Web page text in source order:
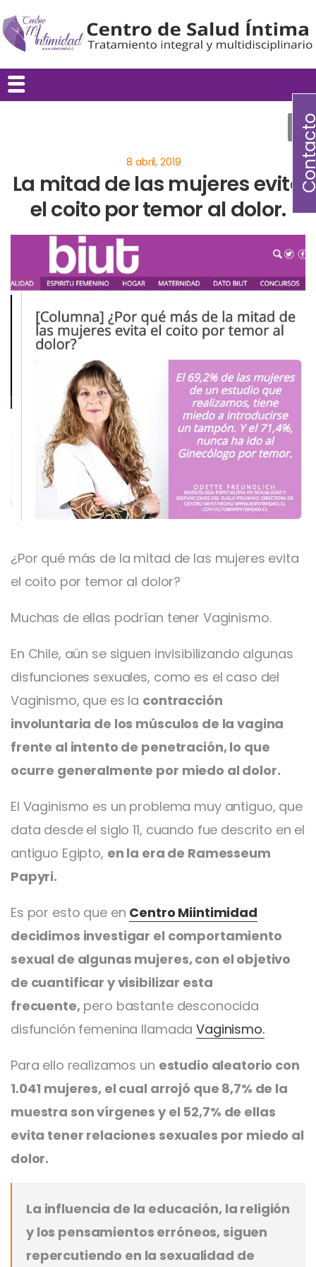
La mitad de las mujeres evita
el coito por temor al dolor.
¿Por qué más de la mitad de las mujeres evita
el coito por temor al dolor?
Muchas de ellas podrían tener Vaginismo.
En Chile, aún se siguen invisibilizando algunas
disfunciones sexuales, como es el caso del
Vaginismo, que es la contracción
involuntaria de los músculos de la vagina
frente al intento de penetración, lo que
ocurre generalmente por miedo al dolor.
El Vaginismo es un problema muy antiguo, que
data desde el siglo 11, cuando fue descrito en el
antiguo Egipto, en la era de Ramesseum
Papyri.
Es por esto que en Centro Miintimidad
decidimos investigar el comportamiento
sexual de algunas mujeres, con el objetivo
de cuantificar y visibilizar esta
frecuente,pero bastante desconocida
disfunción femenina llamadaVaginismo.
Para ello realizamos un estudio aleatorio con
1.041 mujeres, el cual arrojó que 8,7% de la
muestra son vírgenes y el 52,7% de ellas
evita tener relaciones sexuales por miedo al
dolor.
La influencia de la educación, la religión
y los pensamientos erróneos, siguen
repercutiendo en la sexualidad de